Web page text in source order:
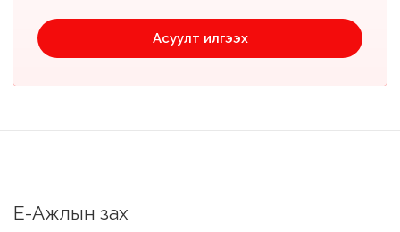
Асуулт илгээх
Е-Ажлын зах